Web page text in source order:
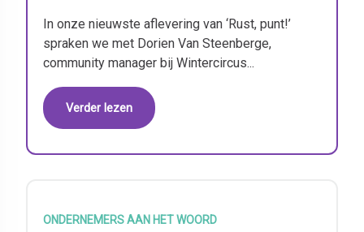
In onze nieuwste aflevering van ‘Rust, punt!’
spraken we met Dorien Van Steenberge,
community manager bij Wintercircus...
Verder lezen
ONDERNEMERS AAN HET WOORD